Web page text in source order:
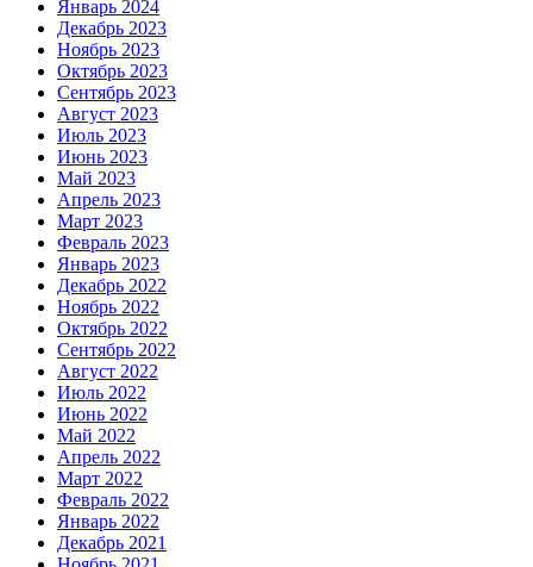
Январь 2024
Декабрь 2023
Ноябрь 2023
Октябрь 2023
Сентябрь 2023
Август 2023
Июль 2023
Июнь 2023
Май 2023
Апрель 2023
Март 2023
Февраль 2023
Январь 2023
Декабрь 2022
Ноябрь 2022
Октябрь 2022
Сентябрь 2022
Август 2022
Июль 2022
Июнь 2022
Май 2022
Апрель 2022
Март 2022
Февраль 2022
Январь 2022
Декабрь 2021